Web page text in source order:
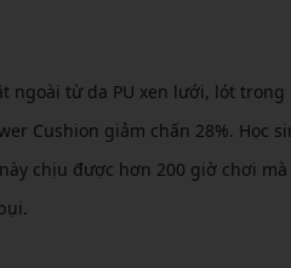
ngoài từ da PU xen lưới, lót trong
Cushion giảm chấn 28%. Học
chịu được hơn 200 giờ chơi